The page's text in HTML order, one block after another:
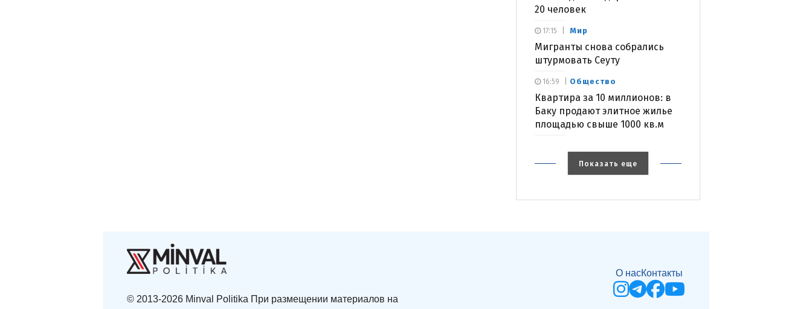
20 человек
Мир
Мигранты снова собрались
штурмовать Сеуту
17:15
Общество
Квартира за 10 миллионов: в
Баку продают элитное жилье
площадью свыше 1000 кв.м
16:59
Показать еще
© 2013-2026 Minval Politika При размещении материалов на
О насКонтакты